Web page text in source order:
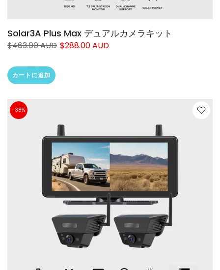
Solar3A Plus Max デュアルカメラキット
$463.00 AUD $288.00 AUD
カートに追加
-38%